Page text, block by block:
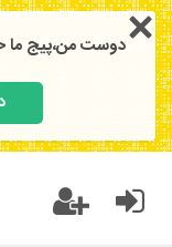
دوست من،پیج ما